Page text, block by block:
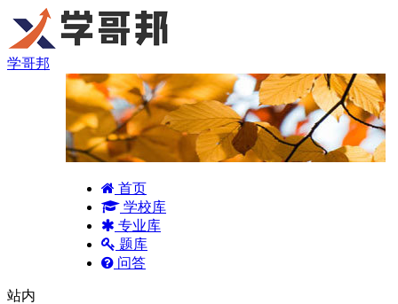
学哥邦
首页
学校库
专业库
题库
问答
站内